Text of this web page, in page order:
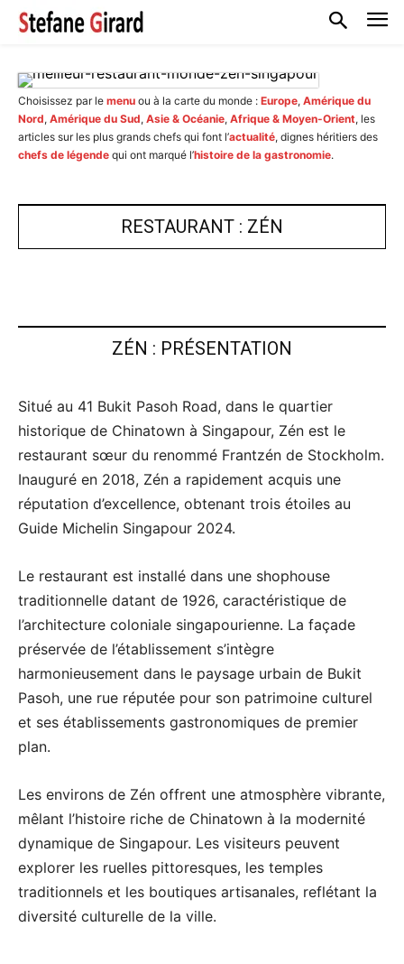
Choisissez par le menu ou à la carte du monde : Europe, Amérique du
Nord, Amérique du Sud, Asie & Océanie, Afrique & Moyen-Orient, les
articles sur les plus grands chefs qui font l’actualité, dignes héritiers des
chefs de légende qui ont marqué l’histoire de la gastronomie.
RESTAURANT : ZÉN
ZÉN : PRÉSENTATION
Situé au 41 Bukit Pasoh Road, dans le quartier
historique de Chinatown à Singapour, Zén est le
restaurant sœur du renommé Frantzén de Stockholm.
Inauguré en 2018, Zén a rapidement acquis une
réputation d’excellence, obtenant trois étoiles au
Guide Michelin Singapour 2024.
Le restaurant est installé dans une shophouse
traditionnelle datant de 1926, caractéristique de
l’architecture coloniale singapourienne. La façade
préservée de l’établissement s’intègre
harmonieusement dans le paysage urbain de Bukit
Pasoh, une rue réputée pour son patrimoine culturel
et ses établissements gastronomiques de premier
plan.
Les environs de Zén offrent une atmosphère vibrante,
mêlant l’histoire riche de Chinatown à la modernité
dynamique de Singapour. Les visiteurs peuvent
explorer les ruelles pittoresques, les temples
traditionnels et les boutiques artisanales, reflétant la
diversité culturelle de la ville.